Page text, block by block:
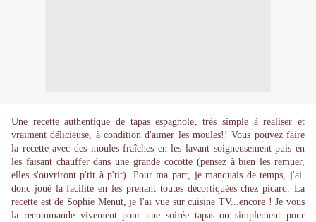
Une recette authentique de tapas espagnole, très simple à réaliser et
vraiment délicieuse, à condition d'aimer les moules!! Vous pouvez faire
la recette avec des moules fraîches en les lavant soigneusement puis en
les faisant chauffer dans une grande cocotte (pensez à bien les remuer,
elles s'ouvriront p'tit à p'tit). Pour ma part, je manquais de temps, j'ai
donc joué la facilité en les prenant toutes décortiquées chez picard. La
recette est de Sophie Menut, je l'ai vue sur cuisine TV...encore ! Je vous
la recommande vivement pour une soirée tapas ou simplement pour